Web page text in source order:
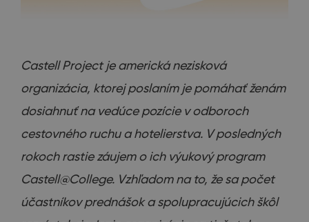
Castell Project je americká nezisková
organizácia, ktorej poslaním je pomáhať ženám
dosiahnuť na vedúce pozície v odboroch
cestovného ruchu a hotelierstva. V posledných
rokoch rastie záujem o ich výukový program
Castell@College. Vzhľadom na to, že sa počet
účastníkov prednášok a spolupracujúcich škôl